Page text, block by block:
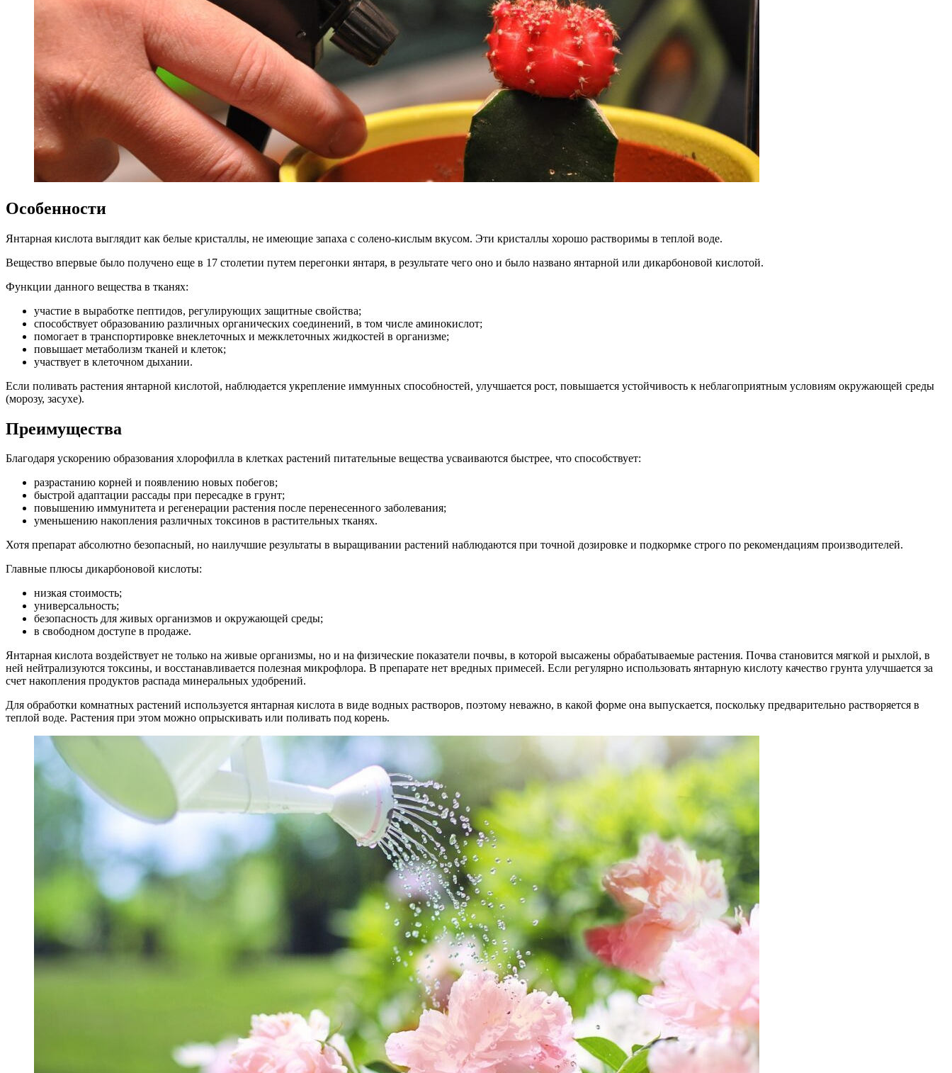
Особенности
Янтарная кислота выглядит как белые кристаллы, не имеющие запаха с солено-кислым вкусом. Эти кристаллы хорошо растворимы в теплой воде.
Вещество впервые было получено еще в 17 столетии путем перегонки янтаря, в результате чего оно и было названо янтарной или дикарбоновой кислотой.
Функции данного вещества в тканях:
участие в выработке пептидов, регулирующих защитные свойства;
способствует образованию различных органических соединений, в том числе аминокислот;
помогает в транспортировке внеклеточных и межклеточных жидкостей в организме;
повышает метаболизм тканей и клеток;
участвует в клеточном дыхании.
Если поливать растения янтарной кислотой, наблюдается укрепление иммунных способностей, улучшается рост, повышается устойчивость к неблагоприятным условиям окружающей среды
(морозу, засухе).
Преимущества
Благодаря ускорению образования хлорофилла в клетках растений питательные вещества усваиваются быстрее, что способствует:
разрастанию корней и появлению новых побегов;
быстрой адаптации рассады при пересадке в грунт;
повышению иммунитета и регенерации растения после перенесенного заболевания;
уменьшению накопления различных токсинов в растительных тканях.
Хотя препарат абсолютно безопасный, но наилучшие результаты в выращивании растений наблюдаются при точной дозировке и подкормке строго по рекомендациям производителей.
Главные плюсы дикарбоновой кислоты:
низкая стоимость;
универсальность;
безопасность для живых организмов и окружающей среды;
в свободном доступе в продаже.
Янтарная кислота воздействует не только на живые организмы, но и на физические показатели почвы, в которой высажены обрабатываемые растения. Почва становится мягкой и рыхлой, в
ней нейтрализуются токсины, и восстанавливается полезная микрофлора. В препарате нет вредных примесей. Если регулярно использовать янтарную кислоту качество грунта улучшается за
счет накопления продуктов распада минеральных удобрений.
Для обработки комнатных растений используется янтарная кислота в виде водных растворов, поэтому неважно, в какой форме она выпускается, поскольку предварительно растворяется в
теплой воде. Растения при этом можно опрыскивать или поливать под корень.